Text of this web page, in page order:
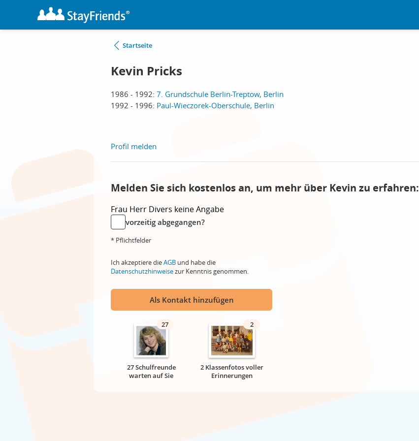
Startseite
Kevin Pricks
1986 - 1992: 7. Grundschule Berlin-Treptow, Berlin
1992 - 1996: Paul-Wieczorek-Oberschule, Berlin
Profil melden
Melden Sie sich kostenlos an, um mehr über Kevin zu erfahren:
Frau Herr Divers keine Angabe
vorzeitig abgegangen?
* Pflichtfelder
Ich akzeptiere dieAGB und habe die
Datenschutzhinweisezur Kenntnis genommen.
Als Kontakt hinzufügen
27
27 Schulfreunde
warten auf Sie
2
2 Klassenfotos voller
Erinnerungen